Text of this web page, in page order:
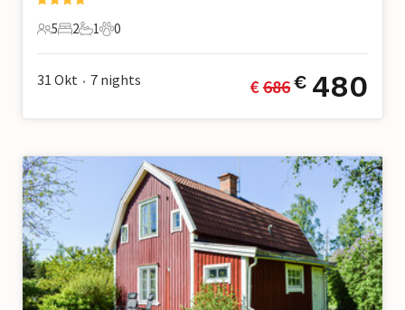
5 Gäste
5
2 Schlafzimmer
2
1 Badezimmer
1
0 Haustiere
0
31 Okt • 7 nights € 686€ 480